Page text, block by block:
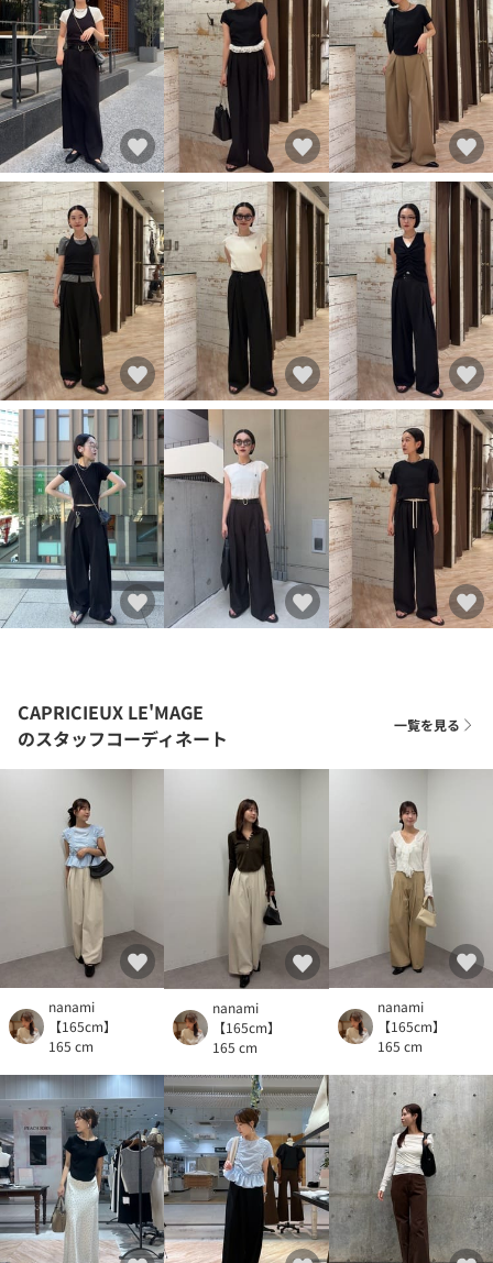
CAPRICIEUX LE'MAGE
のスタッフコーディネート
一覧を見る
nanami
【165cm】
165 cm
nanami
【165cm】
165 cm
nanami
【165cm】
165 cm